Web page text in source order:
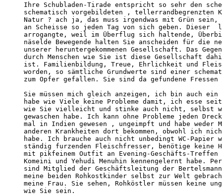
Ihre Schubladen-Tirade entspricht so sehr den
schematisch vorgebildeten , tellerrandbegrenzten
Natur ? ach ja, das muss irgendwas mit Grün
an Scheisse so jeden Tag von sich geben.
arrogangte, weil im Überflug sich haltende,
näselde Bewegende halten Sie anscheiden für die
unserer heruntergekommenen Gesellschaft. Das
durch Menschen wie Sie ist diese Gesellschaft
ist. Familienbildung, Treue, Ehrlichkeit und
worden, so sämtliche Grundwerte sind einer
zum Opfer gefallen. Sie sind da gefundene
Sie müssen mich gleich anzeigen, ich bin auch
habe wie Viele keine Probleme damit, ich esse
wie Sie vielleicht und stinke auch nicht, selbst
gewaschen habe. Ich kann ohne Probleme jeden
mal in Indien gewesen , ungeimpft und habe weder
anderen Krankheiten dort bekommen, obwohl ich
habe. Ich brauche auch nicht unbedingt WC-Papier
ständig furzenden Fleischfresser, benötige keine
mit pikfeinem Outfit an Evening-Geschäfts-Treffen
Komeini und Yehudi Menuhin kennengelernt habe.
sind Mitglied der Geschäftsleitung der
meine beiden Rohkostkinder selbst zur Welt
meine Frau. Sie sehen, Rohköstler müssen keine
wie Sie sein.